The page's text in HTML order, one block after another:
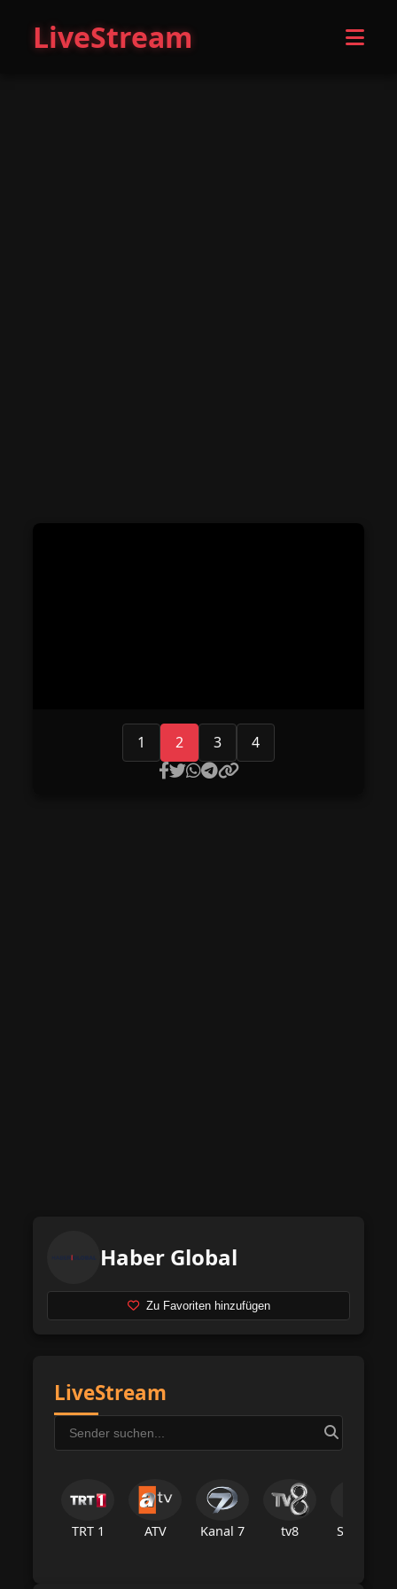
LiveStream
1 2 3 4
Haber Global
Zu Favoriten hinzufügen
LiveStream
TRT 1 ATV Kanal 7 tv8 Star Tv